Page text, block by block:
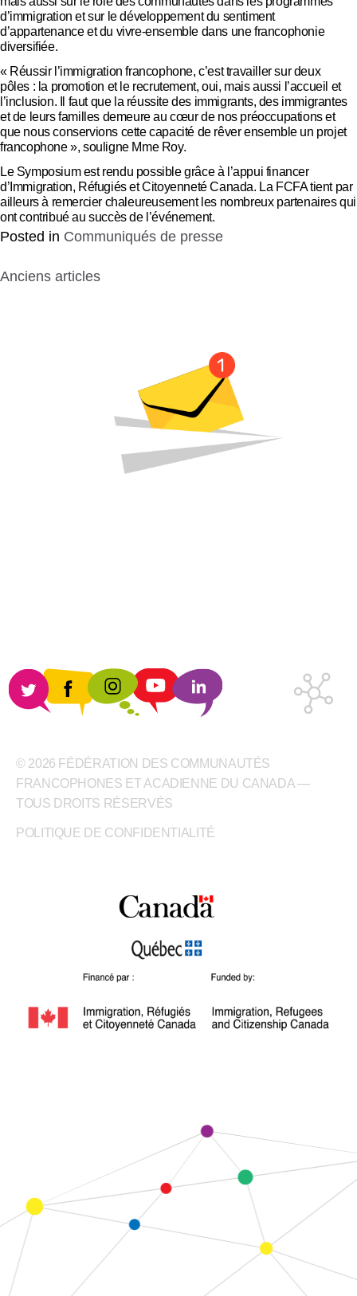
d’immigration et sur le développement du sentiment
d’appartenance et du vivre-ensemble dans une francophonie
diversifiée.
« Réussir l’immigration francophone, c’est travailler sur deux
pôles : la promotion et le recrutement, oui, mais aussi l’accueil et
l’inclusion. Il faut que la réussite des immigrants, des immigrantes
et de leurs familles demeure au cœur de nos préoccupations et
que nous conservions cette capacité de rêver ensemble un projet
francophone », souligne Mme Roy.
Le Symposium est rendu possible grâce à l’appui financer
d’Immigration, Réfugiés et Citoyenneté Canada. La FCFA tient par
ailleurs à remercier chaleureusement les nombreux partenaires qui
ont contribué au succès de l’événement.
Posted in Communiqués de presse
Navigation des
Anciens articles
© 2026 FÉDÉRATION DES COMMUNAUTÉS
FRANCOPHONES ET ACADIENNE DU CANADA —
TOUS DROITS RÉSERVÉS
POLITIQUE DE CONFIDENTIALITÉ